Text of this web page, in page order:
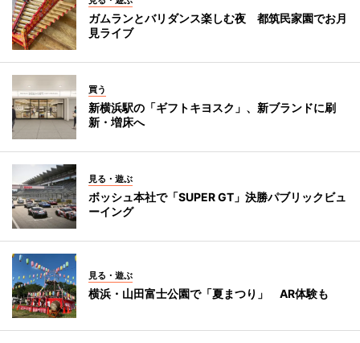
ガムランとバリダンス楽しむ夜 都筑民家園でお月
見ライブ
買う
新横浜駅の「ギフトキヨスク」、新ブランドに刷
新・増床へ
見る・遊ぶ
ボッシュ本社で「SUPER GT」決勝パブリックビュ
ーイング
見る・遊ぶ
横浜・山田富士公園で「夏まつり」 AR体験も